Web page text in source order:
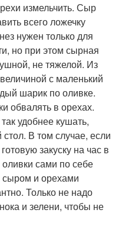
измельчить. Сыр
всего ложечку
нужен только для
но при этом сырная
не тяжелой. Из
с маленький
шарик по оливке.
обвалять в орехах.
удобнее кушать,
В том случае, если
закуску на час в
сами по себе
сыром и орехами
Только не надо
и зелени, чтобы не